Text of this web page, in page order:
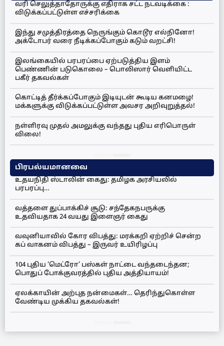
வரி செலுத்தாதோருக்கு எதிராக சட்ட நடவடிக்கை :
விடுக்கப்பட்டுள்ள எச்சரிக்கை
இந்து சமுத்திரத்தை நெருங்கும் கொடூர எல்நினோ!
அக்டோபர் வரை நீடிக்கப்போகும் கடும் வறட்சி!
இலங்கையில் பரபரப்பை ஏற்படுத்திய இளம்
பெண்ணின் படுகொலை – பொலிஸார் வெளியிட்ட
பகீர் தகவல்கள்
கொட்டித் தீர்க்கப்போகும் இடியுடன் கூடிய கனமழை!
மக்களுக்கு விடுக்கப்பட்டுள்ள அவசர அறிவுறுத்தல்!
நள்ளிரவு முதல் அமலுக்கு வந்தது புதிய எரிபொருள்
விலை!
பிரபல்யமானவை
உதயநிதி ஸ்டாலின் கைது: தமிழக அரசியலில்
பரபரப்பு…
வத்தளை துப்பாக்கிச் சூடு: சந்தேகநபருக்கு
உதவியதாக 24 வயது இளைஞர் கைது
வவுனியாவில் கோர விபத்து: மரக்கறி ஏற்றிச் சென்ற
கப் வாகனம் விபத்து – இருவர் உயிரிழப்பு
104 புதிய ‘மெட்ரோ’ பஸ்கள் நாட்டை வந்தடைந்தன;
பொதுப் போக்குவரத்தில் புதிய அத்தியாயம்!
ஏலக்காயின் அற்புத நன்மைகள்… தெரிந்துகொள்ள
வேண்டிய முக்கிய தகவல்கள்!